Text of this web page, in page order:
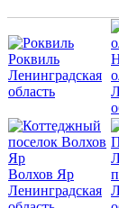
Роквиль
Ленинградская
область
Волхов Яр
Ленинградская